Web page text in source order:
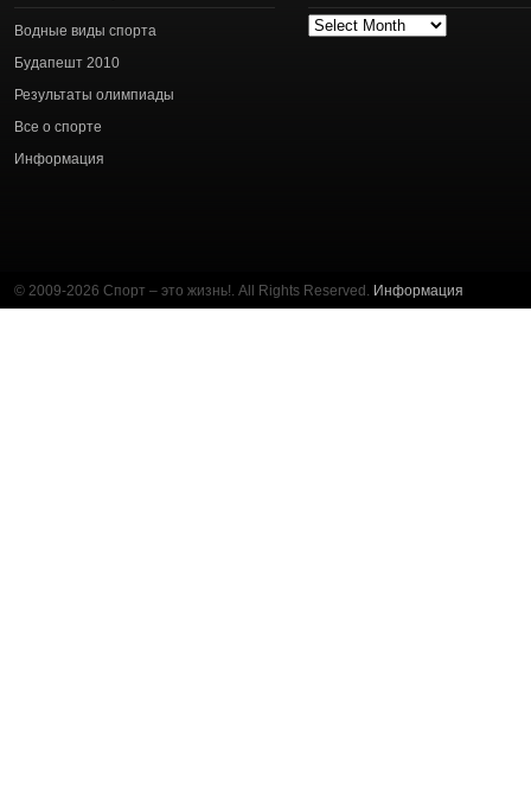
Водные виды спорта
Будапешт 2010
Результаты олимпиады
Все о спорте
Информация
Архив
© 2009-2026 Спорт – это жизнь!. All Rights Reserved. Информация